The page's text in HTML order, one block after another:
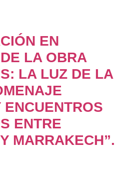
EN
LA OBRA
LA LUZ DE LA
ENCUENTROS
ENTRE
MARRAKECH”.